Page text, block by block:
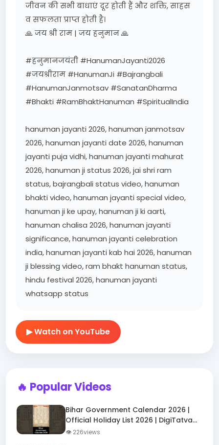
जीवन की सभी बाधाएं दूर होती हैं और शक्ति, साहस
व सफलता प्राप्त होती है।
🙏 जय श्री राम | जय हनुमान 🙏
#हनुमानजयंती #HanumanJayanti2026
#जयश्रीराम #HanumanJi #Bajrangbali
#HanumanJanmotsav #SanatanDharma
#Bhakti #RamBhaktHanuman #SpiritualIndia
hanuman jayanti 2026, hanuman janmotsav
2026, hanuman jayanti date 2026, hanuman
jayanti puja vidhi, hanuman jayanti mahurat
2026, hanuman ji status 2026, jai shri ram
status, bajrangbali status video, hanuman
bhakti video, hanuman jayanti special video,
hanuman ji ke upay, hanuman ji ki aarti,
hanuman chalisa 2026, hanuman jayanti
significance, hanuman jayanti celebration
india, hanuman jayanti kab hai 2026, hanuman
ji blessing video, ram bhakt hanuman status,
hindu festival 2026, hanuman jayanti
whatsapp status
▶ Watch on YouTube
🔥 Popular Videos
Bihar Government Calendar 2026 |
Official Holiday List 2026 | DigiTatva
Shorts
👁 226views